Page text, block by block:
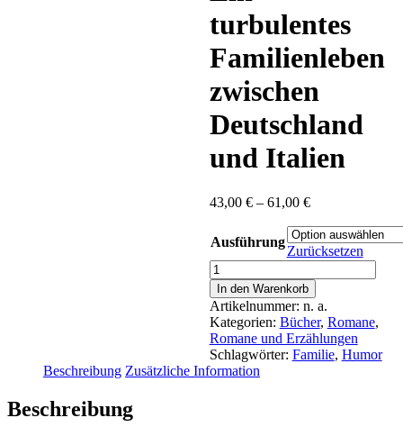
turbulentes
Familienleben
zwischen
Deutschland
und Italien
43,00 € – 61,00 €Preisspanne:
bis
61,00 €
Ausführung
Zurücksetzen
Michael
Weirether,
Adriana
Falcieri:
Pizza
alla
famiglia
-
In den Warenkorb
Artikelnummer: n. a.
Kategorien: Bücher, Romane,
Romane und Erzählungen
Schlagwörter: Familie, Humor
Beschreibung Zusätzliche Information
Beschreibung